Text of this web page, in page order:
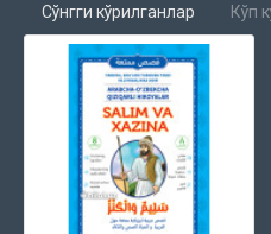
Сўнгги кўрилганлар Кўп